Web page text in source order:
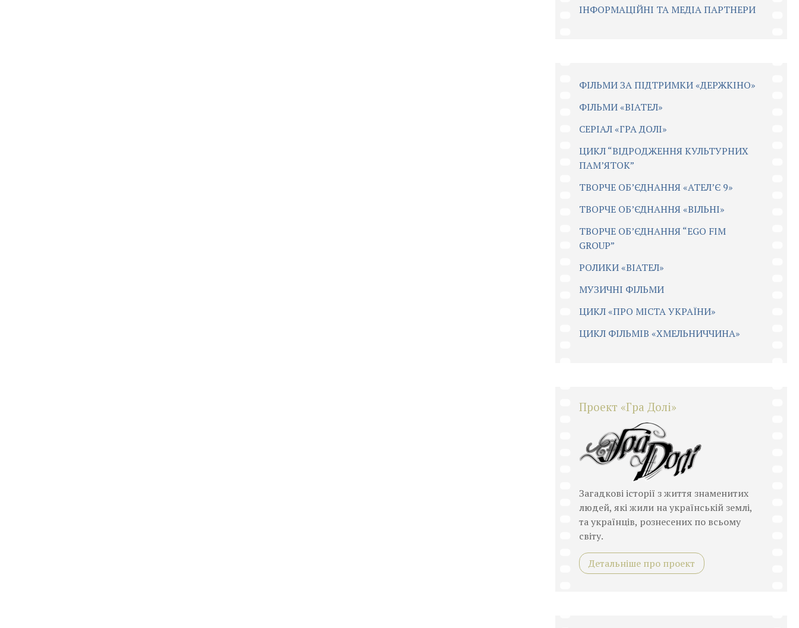
ІНФОРМАЦІЙНІ ТА МЕДІА ПАРТНЕРИ
ФІЛЬМИ ЗА ПІДТРИМКИ «ДЕРЖКІНО»
ФІЛЬМИ «ВІАТЕЛ»
СЕРІАЛ «ГРА ДОЛІ»
ЦИКЛ “ВІДРОДЖЕННЯ КУЛЬТУРНИХ
ПАМ’ЯТОК”
ТВОРЧЕ ОБ’ЄДНАННЯ «АТЕЛ’Є 9»
ТВОРЧЕ ОБ’ЄДНАННЯ «ВІЛЬНІ»
ТВОРЧЕ ОБ’ЄДНАННЯ “EGO FIM
GROUP”
РОЛИКИ «ВІАТЕЛ»
МУЗИЧНІ ФІЛЬМИ
ЦИКЛ «ПРО МІСТА УКРАЇНИ»
ЦИКЛ ФІЛЬМІВ «ХМЕЛЬНИЧЧИНА»
Проект «Гра Долі»
Загадкові історії з життя знаменитих
людей, які жили на українській землі,
та українців, рознесених по всьому
світу.
Детальніше про проект